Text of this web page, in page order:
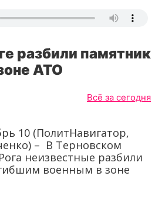
разбили памятник
АТО
Всё за сегодня
10 (ПолитНавигатор,
– В Терновском
неизвестные разбили
военным в зоне